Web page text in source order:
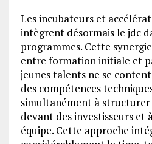
Les incubateurs et
intègrent désormais le jdc
programmes. Cette
entre formation initiale et
jeunes talents ne se
des compétences
simultanément à
devant des investisseurs et
équipe. Cette approche